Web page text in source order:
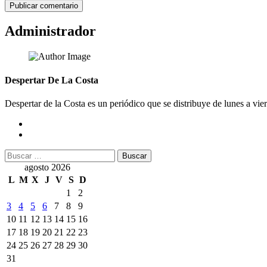
Administrador
Despertar De La Costa
Despertar de la Costa es un periódico que se distribuye de lunes a
Buscar:
agosto 2026
L M X J V S D
1
2
3
4 5 6 7 8
9
10 11 12 13 14 15 16
17 18 19 20 21 22 23
24 25 26 27 28 29 30
31